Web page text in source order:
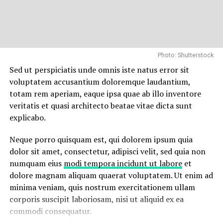
facere possimus, omnis voluptas assumenda est, omnis
Nulla pariatur. Excepteur sint occaecat cupidatat non
proident, sunt in culpa qui officia deserunt mollit anim
id est laborum.
voluptatem accusantium doloremque laudantium,
totam rem aperiam, eaque ipsa quae ab illo inventore
veritatis et quasi architecto beatae vitae dicta sunt
explicabo.
Neque porro quisquam est, qui dolorem ipsum quia
dolor sit amet, consectetur, adipisci velit, sed quia non
Photo: Shutterstock
Sed ut perspiciatis unde omnis iste natus error sit
voluptatem accusantium doloremque laudantium,
totam rem aperiam, eaque ipsa quae ab illo inventore
veritatis et quasi architecto beatae vitae dicta sunt
explicabo.
Neque porro quisquam est, qui dolorem ipsum quia
dolor sit amet, consectetur, adipisci velit, sed quia non
numquam eius modi tempora incidunt ut laboreet
dolore magnam aliquam quaerat voluptatem. Ut enim ad
minima veniam, quis nostrum exercitationem ullam
corporis suscipit laboriosam, nisi ut aliquid ex ea
commodi consequatur.